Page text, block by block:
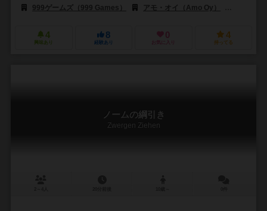
999ゲームズ（999 Games）
アモ・オイ（Amo Oy）
4
興味あり
8
経験あり
0
お気に入り
4
持ってる
ノームの綱引き
Zwergen Ziehen